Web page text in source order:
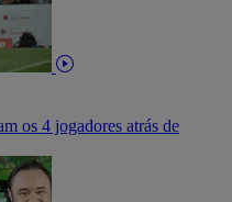
os 4 jogadores atrás de